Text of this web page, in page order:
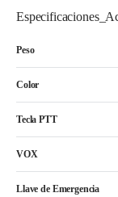
Peso
Color
Tecla PTT
VOX
Llave de Emergencia